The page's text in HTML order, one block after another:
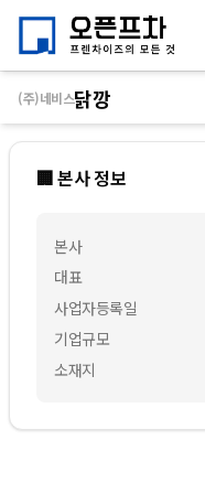
🏢 본사 정보
본사
대표
사업자등록일
기업규모
소재지
(주)네비스닭깡